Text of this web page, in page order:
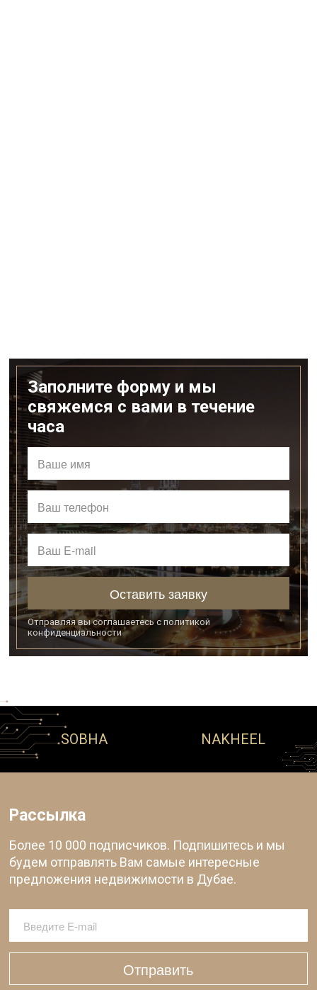
Заполните форму и мы
свяжемся с вами в течение
часа
Оставить заявку
Отправляя вы соглашаетесь сполитикой
конфиденциальности
SOBHA NAKHEEL
Рассылка
Более 10 000 подписчиков. Подпишитесь и мы
будем отправлять Вам самые интересные
предложения недвижимости в Дубае.
Отправить